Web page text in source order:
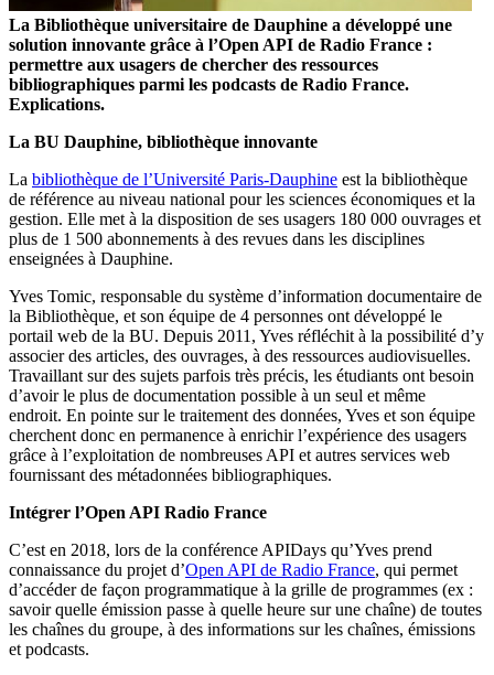
La Bibliothèque universitaire de Dauphine a développé une
solution innovante grâce à l’Open API de Radio France :
permettre aux usagers de chercher des ressources
bibliographiques parmi les podcasts de Radio France.
Explications.
La BU Dauphine, bibliothèque innovante
La bibliothèque de l’Université Paris-Dauphine est la bibliothèque
de référence au niveau national pour les sciences économiques et la
gestion. Elle met à la disposition de ses usagers 180 000 ouvrages et
plus de 1 500 abonnements à des revues dans les disciplines
enseignées à Dauphine.
Yves Tomic, responsable du système d’information documentaire de
la Bibliothèque, et son équipe de 4 personnes ont développé le
portail web de la BU. Depuis 2011, Yves réfléchit à la possibilité d’y
associer des articles, des ouvrages, à des ressources audiovisuelles.
Travaillant sur des sujets parfois très précis, les étudiants ont besoin
d’avoir le plus de documentation possible à un seul et même
endroit. En pointe sur le traitement des données, Yves et son équipe
cherchent donc en permanence à enrichir l’expérience des usagers
grâce à l’exploitation de nombreuses API et autres services web
fournissant des métadonnées bibliographiques.
Intégrer l’Open API Radio France
C’est en 2018, lors de la conférence APIDays qu’Yves prend
connaissance du projet d’Open API de Radio France, qui permet
d’accéder de façon programmatique à la grille de programmes (ex :
savoir quelle émission passe à quelle heure sur une chaîne) de toutes
les chaînes du groupe, à des informations sur les chaînes, émissions
et podcasts.